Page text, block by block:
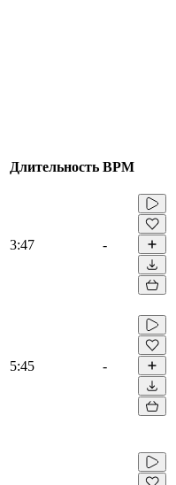
Длительность BPM
3:47 -
5:45 -